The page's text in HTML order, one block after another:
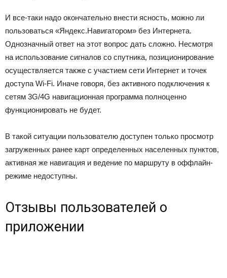
И все-таки надо окончательно внести ясность, можно ли
пользоваться «Яндекс.Навигатором» без Интернета.
Однозначный ответ на этот вопрос дать сложно. Несмотря
на использование сигналов со спутника, позиционирование
осуществляется также с участием сети Интернет и точек
доступа Wi-Fi. Иначе говоря, без активного подключения к
сетям 3G/4G навигационная программа полноценно
функционировать не будет.
В такой ситуации пользователю доступен только просмотр
загруженных ранее карт определенных населенных пунктов,
активная же навигация и ведение по маршруту в оффлайн-
режиме недоступны.
Отзывы пользователей о
приложении